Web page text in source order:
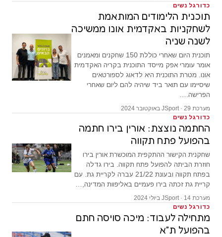
כדורגל נשים
תוכנית הלימודים המותאמת
לשחקניות באקדמית אונו ממשיכה
לשנה שניה
תוכנית היום שאחרי כוללת 150 שחקנים ומאמנים
אומר עומרי אפק מייסד התוכנית בקריה האקדמית
אונו. מטרת התוכנית היא לדאוג לספורטאים
שיסיימו עם תואר ביד שיהיה להם ליום שאחרי
הפרישה.…
מערכת JSport · 29 באוקטובר 2024
כדורגל נשים
החתמה נוצצת: אורין בירו חתמה
בהפועל פתח תקווה
שחקנית הקישור ההתקפית המוכשרת אורין בירו
חוזרת הביתה להפועל פתח תקווה. בירו גדלה
בפתח תקווה ובעונת 21/22 עברה לקריית גת. עם
קריית גת זכתה בירו פעמיים באליפוות המדינה,…
מערכת JSport · 14 ביולי 2024
כדורגל נשים
מתחילה לעבוד: מיכה סויסה חתם
בהפועל ת״א